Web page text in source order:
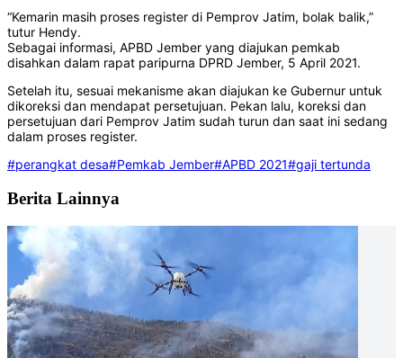
“Kemarin masih proses register di Pemprov Jatim, bolak balik,”
tutur Hendy.
Sebagai informasi, APBD Jember yang diajukan pemkab
disahkan dalam rapat paripurna DPRD Jember, 5 April 2021.
Setelah itu, sesuai mekanisme akan diajukan ke Gubernur untuk
dikoreksi dan mendapat persetujuan. Pekan lalu, koreksi dan
persetujuan dari Pemprov Jatim sudah turun dan saat ini sedang
dalam proses register.
#perangkat desa#Pemkab Jember#APBD 2021#gaji tertunda
Berita Lainnya